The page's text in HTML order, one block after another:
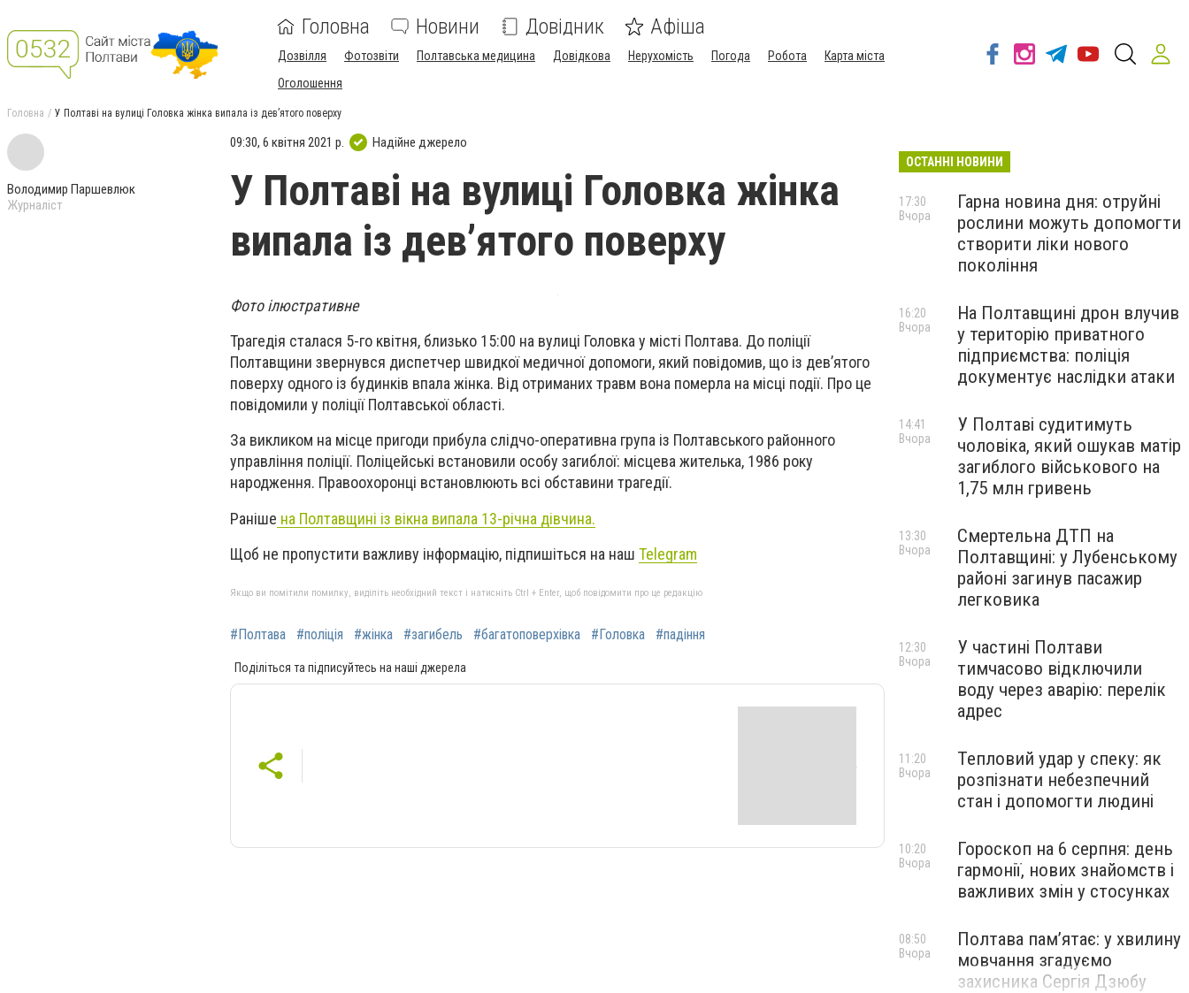
Головна Новини Довідник Афіша
Дозвілля Фотозвіти Полтавська медицина Довідкова Нерухомість Погода Робота
Карта міста
Оголошення
Головна У Полтаві на вулиці Головка жінка випала із дев’ятого поверху
Володимир Паршевлюк
Журналіст
09:30, 6 квітня 2021 р. Надійне джерело
У Полтаві на вулиці Головка жінка
випала із дев’ятого поверху
Фото ілюстративне
Трагедія сталася 5-го квітня, близько 15:00 на вулиці Головка у місті Полтава. До поліції
Полтавщини звернувся диспетчер швидкої медичної допомоги, який повідомив, що із дев’ятого
поверху одного із будинків впала жінка. Від отриманих травм вона померла на місці події. Про це
повідомили у поліції Полтавської області.
За викликом на місце пригоди прибула слідчо-оперативна група із Полтавського районного
управління поліції. Поліцейські встановили особу загиблої: місцева жителька, 1986 року
народження. Правоохоронці встановлюють всі обставини трагедії.
Раніше на Полтавщині із вікна випала 13-річна дівчина.
Щоб не пропустити важливу інформацію, підпишіться на наш Telegram
Якщо ви помітили помилку, виділіть необхідний текст і натисніть Ctrl + Enter, щоб повідомити про це редакцію
#Полтава #поліція #жінка #загибель #багатоповерхівка #Головка #падіння
Поділіться та підписуйтесь на наші джерела
ОСТАННІ НОВИНИ
Гарна новина дня: отруйні
рослини можуть допомогти
створити ліки нового
покоління
17:30
Вчора
На Полтавщині дрон влучив
у територію приватного
підприємства: поліція
документує наслідки атаки
16:20
Вчора
У Полтаві судитимуть
чоловіка, який ошукав матір
загиблого військового на
1,75 млн гривень
14:41
Вчора
Смертельна ДТП на
Полтавщині: у Лубенському
районі загинув пасажир
легковика
13:30
Вчора
У частині Полтави
тимчасово відключили
воду через аварію: перелік
адрес
12:30
Вчора
Тепловий удар у спеку: як
розпізнати небезпечний
стан і допомогти людині
11:20
Вчора
Гороскоп на 6 серпня: день
гармонії, нових знайомств і
важливих змін у стосунках
10:20
Вчора
Полтава пам’ятає: у хвилину
мовчання згадуємо
захисника Сергія Дзюбу
08:50
Вчора